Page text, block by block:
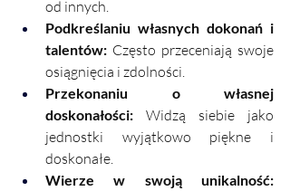
od innych.
Podkreślaniu własnych dokonań i
talentów: Często przeceniają swoje
osiągnięcia i zdolności.
Przekonaniu o własnej
doskonałości: Widzą siebie jako
jednostki wyjątkowo piękne i
doskonałe.
Wierze w swoją unikalność: